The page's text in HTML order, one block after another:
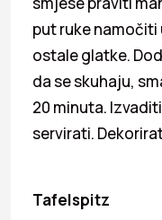
put ruke namočiti
ostale glatke.
da se skuhaju,
20 minuta.
servirati.
Tafelspitz